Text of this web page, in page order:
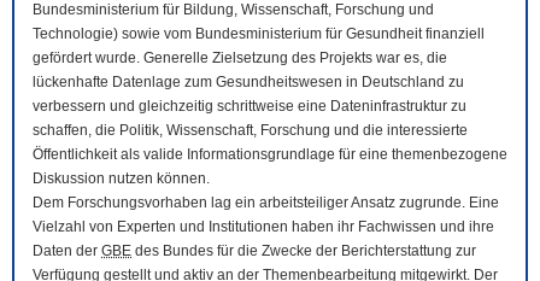
Bundesministerium für Bildung, Wissenschaft, Forschung und
Technologie) sowie vom Bundesministerium für Gesundheit finanziell
gefördert wurde. Generelle Zielsetzung des Projekts war es, die
lückenhafte Datenlage zum Gesundheitswesen in Deutschland zu
verbessern und gleichzeitig schrittweise eine Dateninfrastruktur zu
schaffen, die Politik, Wissenschaft, Forschung und die interessierte
Öffentlichkeit als valide Informationsgrundlage für eine themenbezogene
Diskussion nutzen können.
Dem Forschungsvorhaben lag ein arbeitsteiliger Ansatz zugrunde. Eine
Vielzahl von Experten und Institutionen haben ihr Fachwissen und ihre
Daten der GBE des Bundes für die Zwecke der Berichterstattung zur
Verfügung gestellt und aktiv an der Themenbearbeitung mitgewirkt. Der